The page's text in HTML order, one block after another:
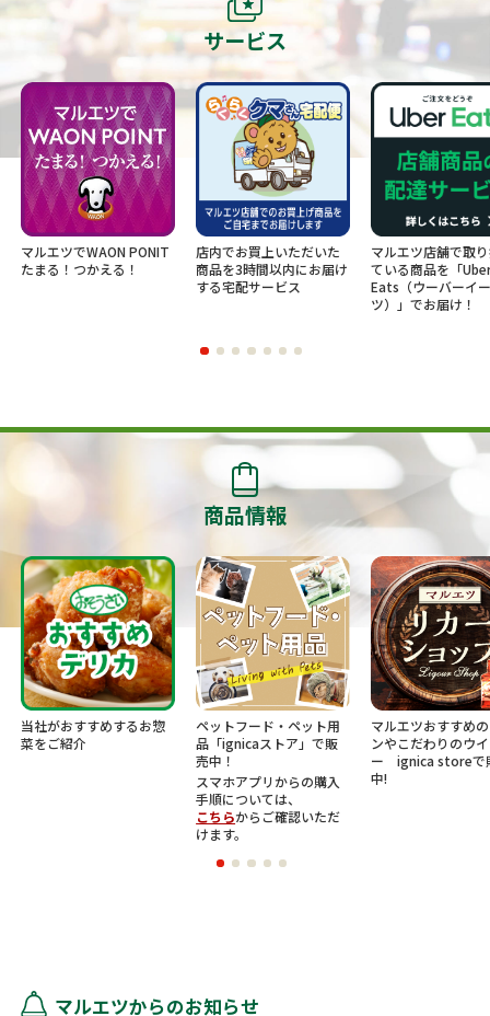
サービス
マルエツでWAON PONIT
たまる！つかえる！
店内でお買上いただいた
商品を3時間以内にお届け
する宅配サービス
マルエツ店舗で取
ている商品を「
Eats（ウーバーイ
ツ）」でお届け！
商品情報
当社がおすすめするお惣
菜をご紹介
ペットフード・ペット用
品「ignicaストア」で販
売中！
スマホアプリからの購入
手順については、
こちらからご確認いただ
けます。
マルエツおすすめ
ンやこだわりのウ
ー ignica storeで
中!
マルエツからのお知らせ